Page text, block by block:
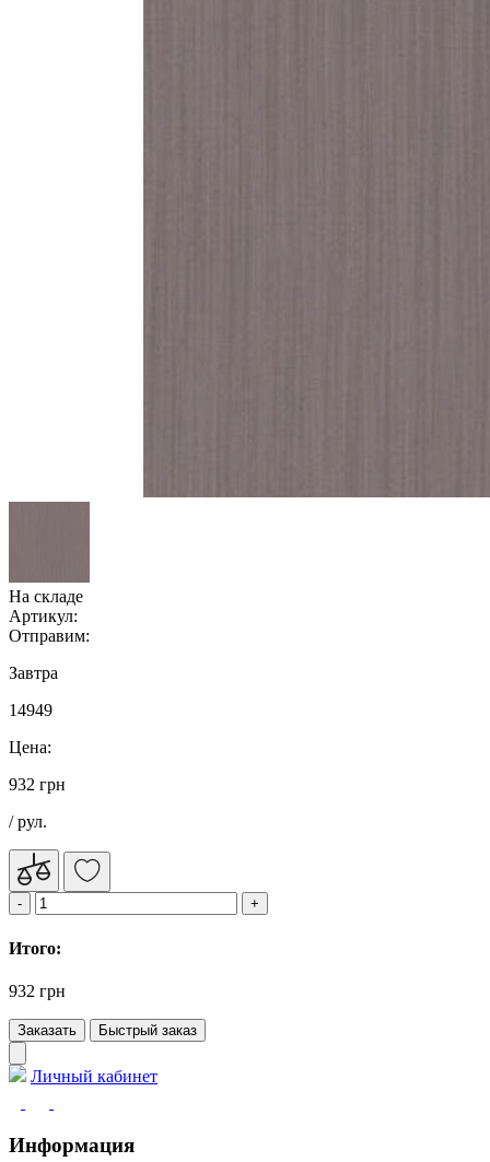
На складе
Артикул:
Отправим:
Завтра
14949
Цена:
932 грн
/ рул.
Итого:
932 грн
Заказать Быстрый заказ
Личный кабинет
Информация